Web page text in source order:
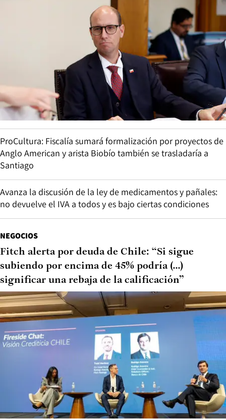
ProCultura: Fiscalía sumará formalización por proyectos de
Anglo American y arista Biobío también se trasladaría a
Santiago
Avanza la discusión de la ley de medicamentos y pañales:
no devuelve el IVA a todos y es bajo ciertas condiciones
NEGOCIOS
Fitch alerta por deuda de Chile: “Si sigue
subiendo por encima de 45% podría (...)
significar una rebaja de la calificación”